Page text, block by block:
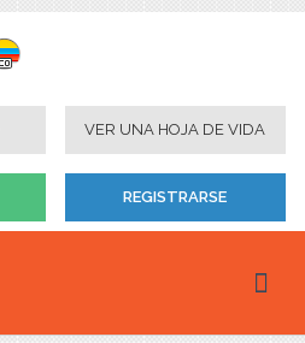
VER UNA HOJA DE VIDA
REGISTRARSE